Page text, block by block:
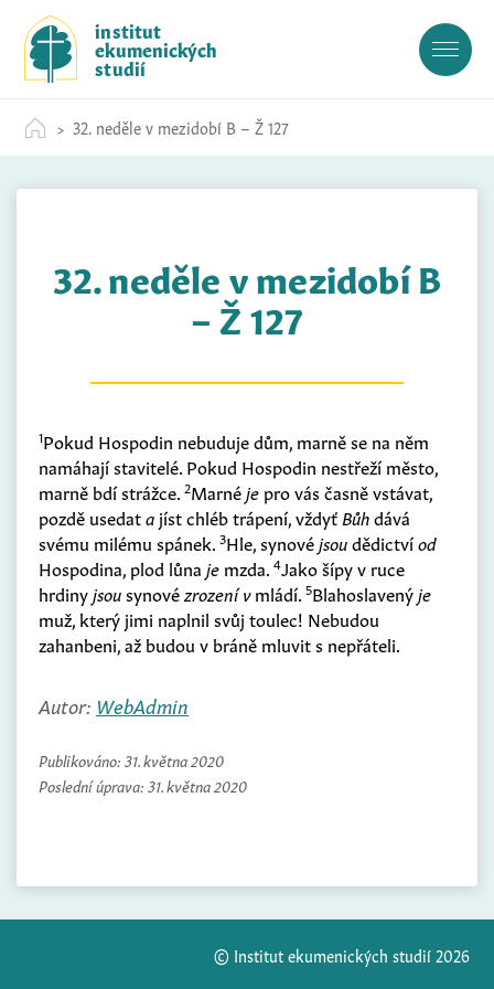
c
institut
ekumenických
studií
32. neděle v mezidobí B – Ž 127
32. neděle v mezidobí B
– Ž 127
1Pokud Hospodin nebuduje dům, marně se na něm
namáhají stavitelé. Pokud Hospodin nestřeží město,
marně bdí strážce. 2Marnéje pro vás časně vstávat,
pozdě usedata jíst chléb trápení, vždyť Bůhdává
svému milému spánek. 3Hle, synovéjsoudědictvíod
Hospodina, plod lůna je mzda. 4Jako šípy v ruce
hrdinyjsousynovézrození vmládí. 5Blahoslavenýje
muž, který jimi naplnil svůj toulec! Nebudou
zahanbeni, až budou v bráně mluvit s nepřáteli.
Autor: WebAdmin
Publikováno: 31. května 2020
Poslední úprava: 31. května 2020
© Institut ekumenických studií 2026